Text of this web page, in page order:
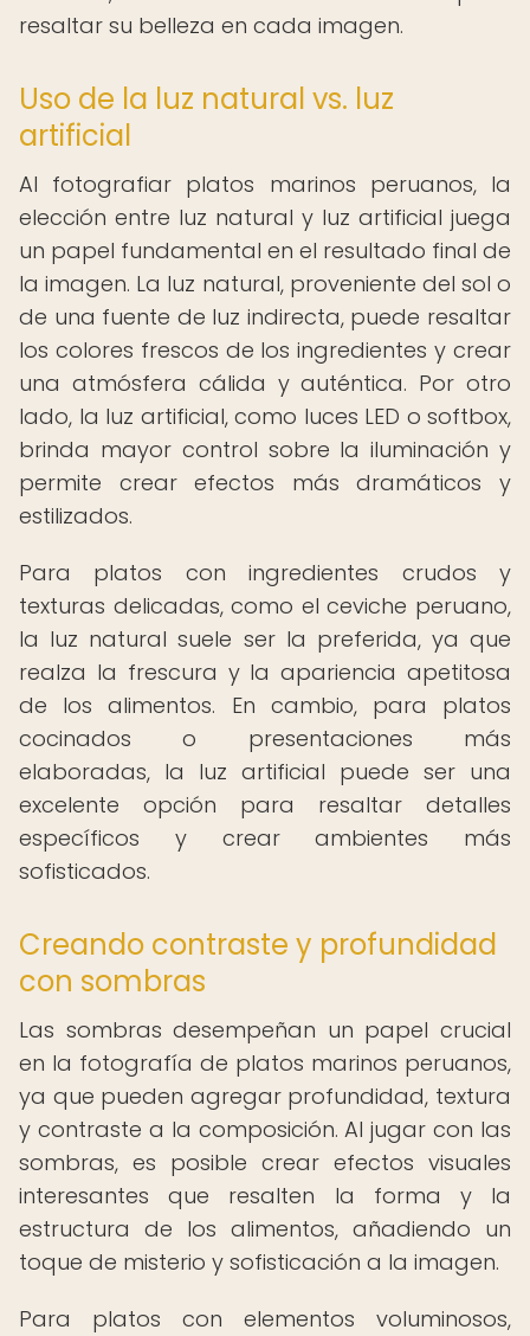
resaltar su belleza en cada imagen.
Uso de la luz natural vs. luz
artificial
Al fotografiar platos marinos peruanos, la
elección entre luz natural y luz artificial juega
un papel fundamental en el resultado final de
la imagen. La luz natural, proveniente del sol o
de una fuente de luz indirecta, puede resaltar
los colores frescos de los ingredientes y crear
una atmósfera cálida y auténtica. Por otro
lado, la luz artificial, como luces LED o softbox,
brinda mayor control sobre la iluminación y
permite crear efectos más dramáticos y
estilizados.
Para platos con ingredientes crudos y
texturas delicadas, como el ceviche peruano,
la luz natural suele ser la preferida, ya que
realza la frescura y la apariencia apetitosa
de los alimentos. En cambio, para platos
cocinados o presentaciones más
elaboradas, la luz artificial puede ser una
excelente opción para resaltar detalles
específicos y crear ambientes más
sofisticados.
Creando contraste y profundidad
con sombras
Las sombras desempeñan un papel crucial
en la fotografía de platos marinos peruanos,
ya que pueden agregar profundidad, textura
y contraste a la composición. Al jugar con las
sombras, es posible crear efectos visuales
interesantes que resalten la forma y la
estructura de los alimentos, añadiendo un
toque de misterio y sofisticación a la imagen.
Para platos con elementos voluminosos,